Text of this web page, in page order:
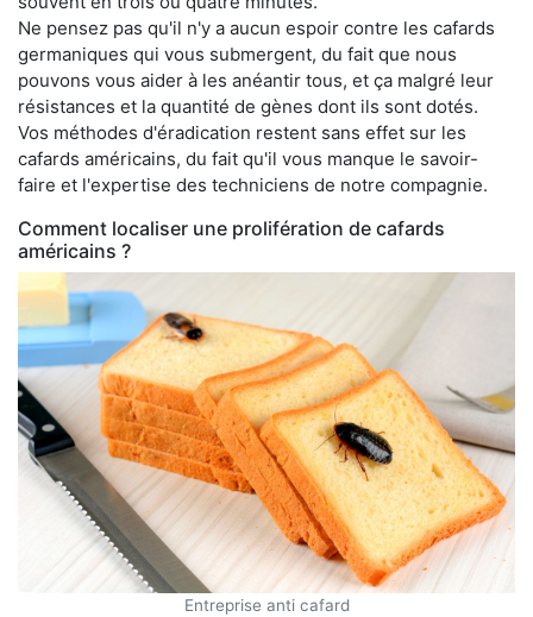
Ne pensez pas qu'il n'y a aucun espoir contre les cafards
germaniques qui vous submergent, du fait que nous
pouvons vous aider à les anéantir tous, et ça malgré leur
résistances et la quantité de gènes dont ils sont dotés.
Vos méthodes d'éradication restent sans effet sur les
cafards américains, du fait qu'il vous manque le savoir-
faire et l'expertise des techniciens de notre compagnie.
Comment localiser une prolifération de cafards
américains ?
Entreprise anti cafard